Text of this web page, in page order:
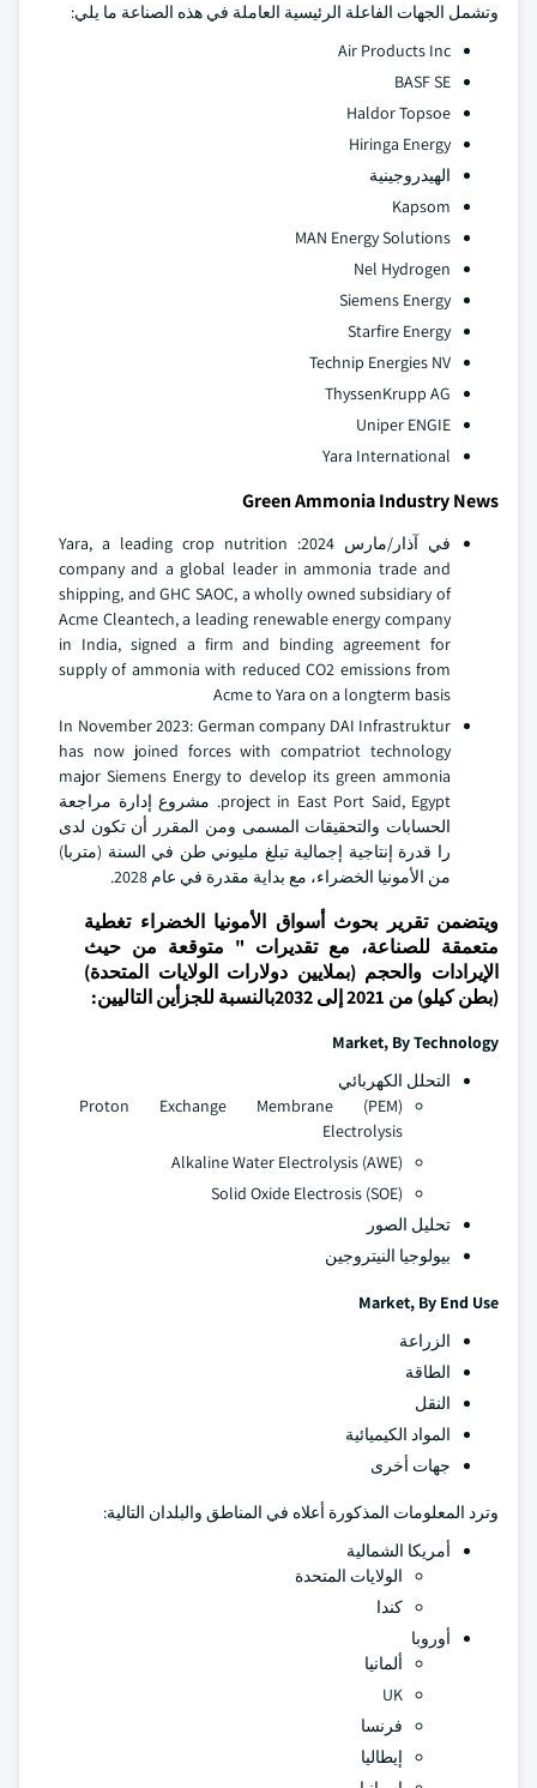
وتشمل الجهات الفاعلة الرئيسية العاملة في هذه الصناعة ما يلي:
Air Products Inc
BASF SE
Haldor Topsoe
Hiringa Energy
الهيدروجينية
Kapsom
MAN Energy Solutions
Nel Hydrogen
Siemens Energy
Starfire Energy
Technip Energies NV
ThyssenKrupp AG
Uniper ENGIE
Yara International
Green Ammonia Industry News
في آذار/مارس 2024: Yara, a leading crop nutrition
company and a global leader in ammonia trade and
shipping, and GHC SAOC, a wholly owned subsidiary of
Acme Cleantech, a leading renewable energy company
in India, signed a firm and binding agreement for
supply of ammonia with reduced CO2 emissions from
Acme to Yara on a longterm basis
In November 2023: German company DAI Infrastruktur
has now joined forces with compatriot technology
major Siemens Energy to develop its green ammonia
project in East Port Said, Egypt. مشروع إدارة مراجعة
الحسابات والتحقيقات المسمى ومن المقرر أن تكون لدى
را قدرة إنتاجية إجمالية تبلغ مليوني طن في السنة (متربا)
من الأمونيا الخضراء، مع بداية مقدرة في عام 2028.
ويتضمن تقرير بحوث أسواق الأمونيا الخضراء تغطية
متعمقة للصناعة، مع تقديرات " متوقعة من حيث
الإيرادات والحجم (بملايين دولارات الولايات المتحدة)
(بطن كيلو) من 2021 إلى 2032بالنسبة للجزأين التاليين:
Market, By Technology
التحلل الكهربائي
Proton Exchange Membrane (PEM)
Electrolysis
Alkaline Water Electrolysis (AWE)
Solid Oxide Electrosis (SOE)
تحليل الصور
بيولوجيا النيتروجين
Market, By End Use
الزراعة
الطاقة
النقل
المواد الكيميائية
جهات أخرى
وترد المعلومات المذكورة أعلاه في المناطق والبلدان التالية:
أمريكا الشمالية
الولايات المتحدة
كندا
أوروبا
ألمانيا
UK
فرنسا
إيطاليا